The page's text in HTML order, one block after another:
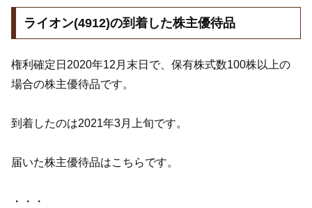
ライオン(4912)の到着した株主優待品
権利確定日2020年12月末日で、保有株式数100株以上の
場合の株主優待品です。
到着したのは2021年3月上旬です。
届いた株主優待品はこちらです。
・・・